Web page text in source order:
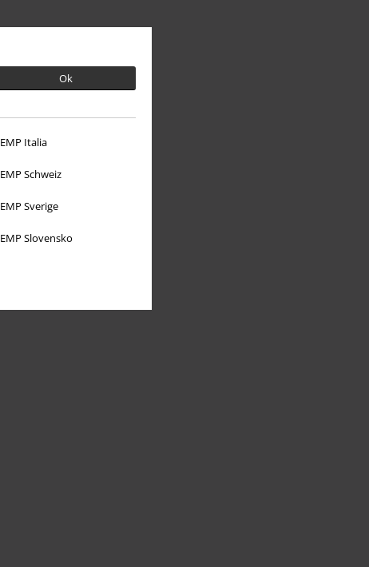
Ok
EMP Italia
EMP Schweiz
EMP Sverige
EMP Slovensko